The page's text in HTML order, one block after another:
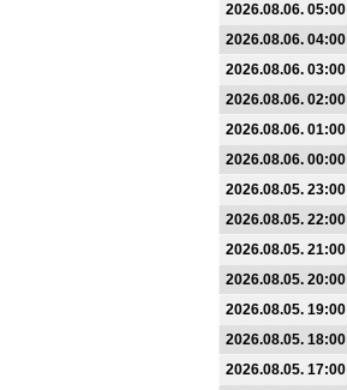
2026.08.06. 05:00
2026.08.06. 04:00
2026.08.06. 03:00
2026.08.06. 02:00
2026.08.06. 01:00
2026.08.06. 00:00
2026.08.05. 23:00
2026.08.05. 22:00
2026.08.05. 21:00
2026.08.05. 20:00
2026.08.05. 19:00
2026.08.05. 18:00
2026.08.05. 17:00